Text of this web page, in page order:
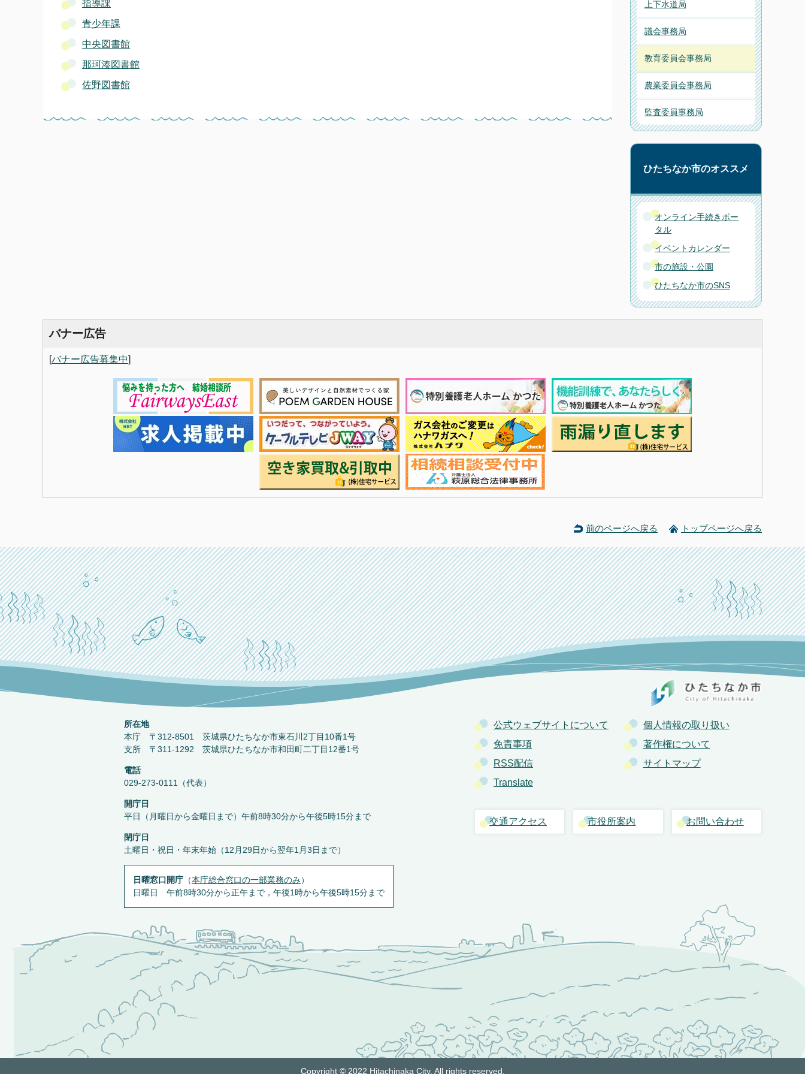
指導課
青少年課
中央図書館
那珂湊図書館
佐野図書館
上下水道局
議会事務局
教育委員会事務局
農業委員会事務局
監査委員事務局
ひたちなか市のオススメ
オンライン手続きポー
タル
イベントカレンダー
市の施設・公園
ひたちなか市のSNS
バナー広告
[バナー広告募集中]
前のページへ戻る トップページへ戻る
公式ウェブサイトについて
個人情報の取り扱い
免責事項
著作権について
RSS配信
サイトマップ
Translate
交通アクセス 市役所案内 お問い合わせ
所在地
本庁 〒312-8501 茨城県ひたちなか市東石川2丁目10番1号
支所 〒311-1292 茨城県ひたちなか市和田町二丁目12番1号
電話
029-273-0111（代表）
開庁日
平日（月曜日から金曜日まで）午前8時30分から午後5時15分まで
閉庁日
土曜日・祝日・年末年始（12月29日から翌年1月3日まで）
日曜窓口開庁 （本庁総合窓口の一部業務のみ）
日曜日 午前8時30分から正午まで，午後1時から午後5時15分まで
Copyright © 2022 Hitachinaka City. All rights reserved.